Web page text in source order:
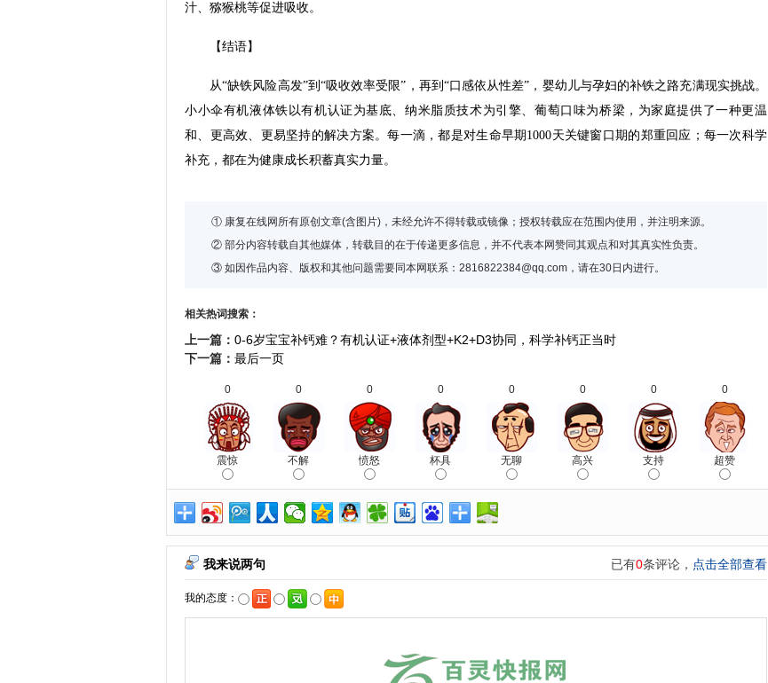
汁、猕猴桃等促进吸收。
【结语】
从“缺铁风险高发”到“吸收效率受限”，再到“口感依从性差”，婴幼儿与孕妇的补铁之路充满现实挑战。
小小伞有机液体铁以有机认证为基底、纳米脂质技术为引擎、葡萄口味为桥梁，为家庭提供了一种更温
和、更高效、更易坚持的解决方案。每一滴，都是对生命早期1000天关键窗口期的郑重回应；每一次科学
补充，都在为健康成长积蓄真实力量。
① 康复在线网所有原创文章(含图片)，未经允许不得转载或镜像；授权转载应在范围内使用，并注明来源。
② 部分内容转载自其他媒体，转载目的在于传递更多信息，并不代表本网赞同其观点和对其真实性负责。
③ 如因作品内容、版权和其他问题需要同本网联系：2816822384@qq.com，请在30日内进行。
相关热词搜索：
上一篇： 0-6岁宝宝补钙难？有机认证+液体剂型+K2+D3协同，科学补钙正当时
下一篇： 最后一页
0
震惊
0
不解
0
愤怒
0
杯具
0
无聊
0
高兴
0
支持
0
超赞